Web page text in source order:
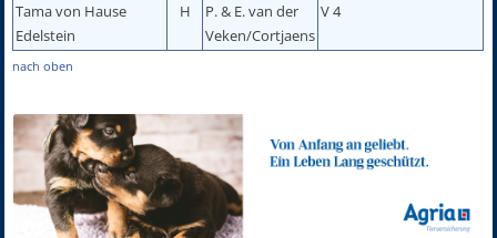
Tama von Hause
Edelstein
H
P. & E. van der
Veken/Cortjaens
V 4
nach oben